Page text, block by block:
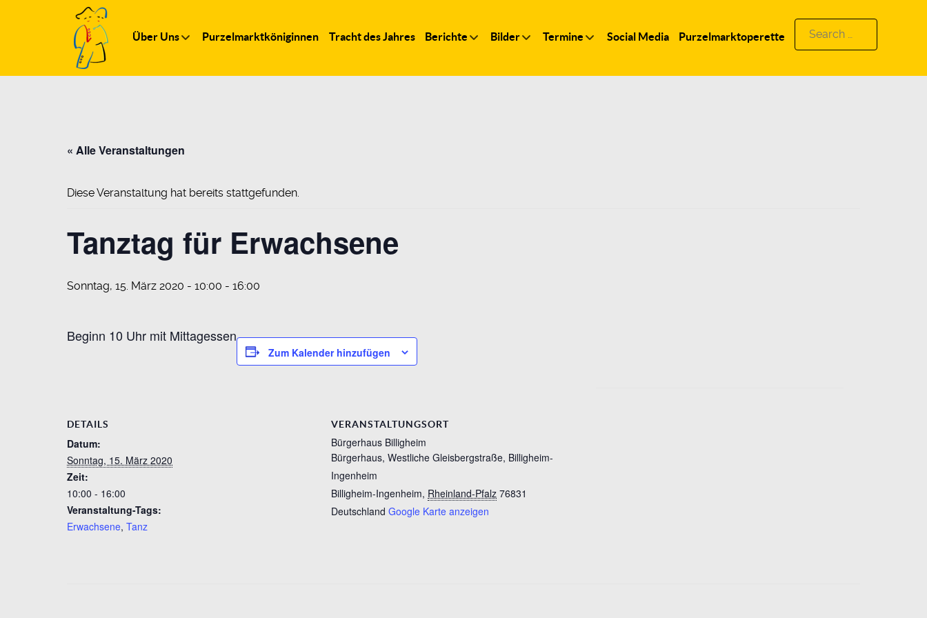
Über Uns Purzelmarktköniginnen Tracht des Jahres Berichte Bilder Termine Social Media Purzelmarktoperette
Search
for:
« Alle Veranstaltungen
Diese Veranstaltung hat bereits stattgefunden.
Tanztag für Erwachsene
Sonntag, 15. März 2020 - 10:00 - 16:00
Beginn 10 Uhr mit Mittagessen
Zum Kalender hinzufügen
DETAILS
Datum:
Sonntag, 15. März 2020
Zeit:
10:00 - 16:00
Veranstaltung-Tags:
Erwachsene, Tanz
VERANSTALTUNGSORT
Bürgerhaus Billigheim
Bürgerhaus, Westliche Gleisbergstraße, Billigheim-
Ingenheim
Billigheim-Ingenheim, Rheinland-Pfalz 76831
Deutschland Google Karte anzeigen